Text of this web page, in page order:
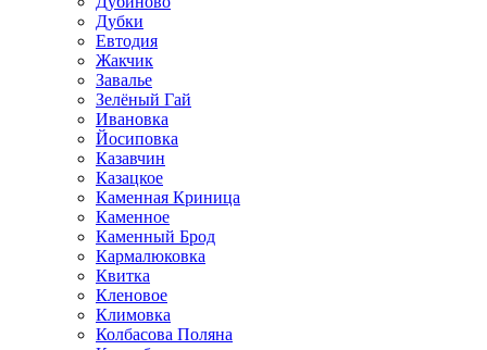
Дубки
Евтодия
Жакчик
Завалье
Зелёный Гай
Ивановка
Йосиповка
Казавчин
Казацкое
Каменная Криница
Каменное
Каменный Брод
Кармалюковка
Квитка
Кленовое
Климовка
Колбасова Поляна